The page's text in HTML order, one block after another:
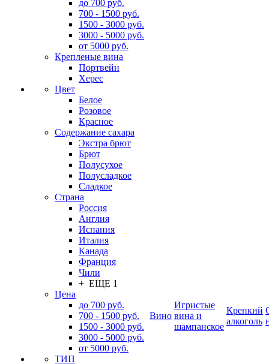
до 700 руб.
700 - 1500 руб.
1500 - 3000 руб.
3000 - 5000 руб.
от 5000 руб.
Крепленые вина
Портвейн
Херес
Цвет
Белое
Розовое
Красное
Содержание сахара
Экстра брют
Брют
Полусухое
Полусладкое
Сладкое
Страна
Россия
Англия
Испания
Италия
Канада
Франция
Чили
+ ЕЩЕ 1
Цена
до 700 руб.
700 - 1500 руб.
1500 - 3000 руб.
3000 - 5000 руб.
от 5000 руб.
ТИП
Вино
Игристые
вина и
шампанское
Крепкий
алкоголь